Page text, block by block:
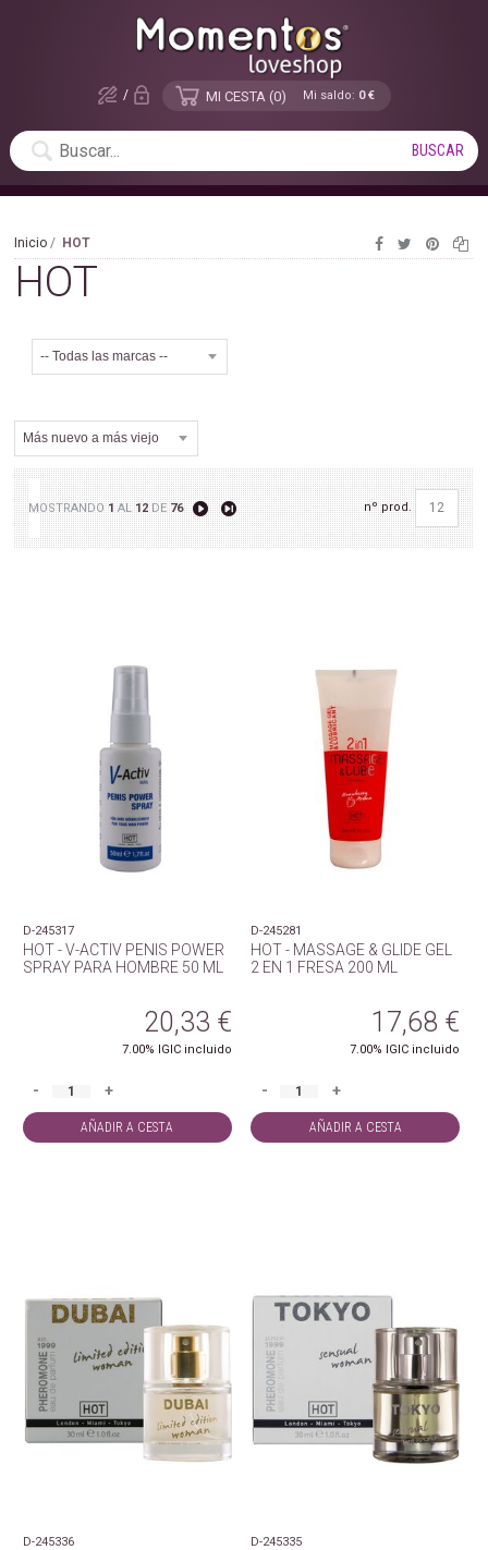
/ MI CESTA 0 Mi saldo: 0 €
Inicio HOT
HOT
MOSTRANDO1AL12DE76 nº prod.
D-245317
HOT - V-ACTIV PENIS POWER
SPRAY PARA HOMBRE 50 ML
20,33 €
7.00% IGIC incluido
- +
AÑADIR A CESTA
D-245281
HOT - MASSAGE & GLIDE GEL
2 EN 1 FRESA 200 ML
17,68 €
7.00% IGIC incluido
- +
AÑADIR A CESTA
D-245336 D-245335